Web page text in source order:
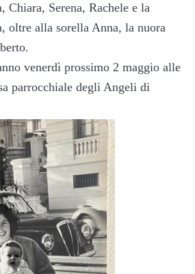
Chiara, Serena, Rachele e la
oltre alla sorella Anna, la nuora
venerdì prossimo 2 maggio alle
parrocchiale degli Angeli di